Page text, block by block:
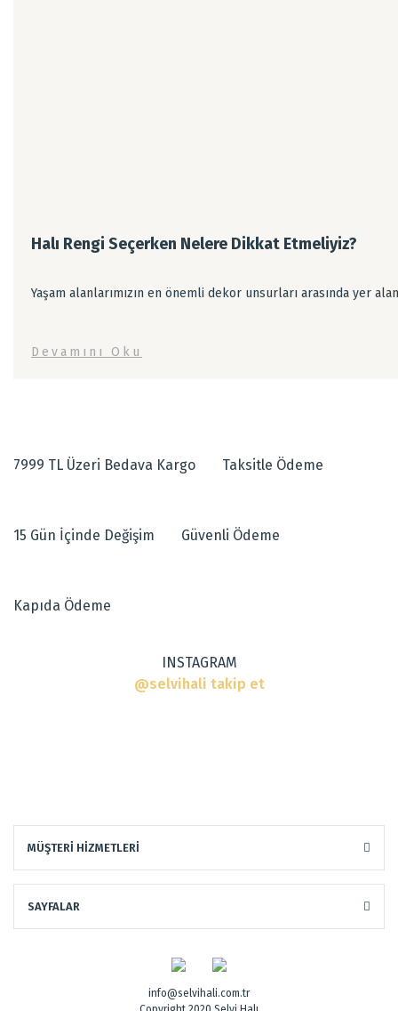
Halı Rengi Seçerken Nelere Dikkat Etmeliyiz?
Yaşam alanlarımızın en önemli dekor unsurları arasında yer
Devamını Oku
7999 TL Üzeri Bedava Kargo Taksitle Ödeme
15 Gün İçinde Değişim Güvenli Ödeme
Kapıda Ödeme
INSTAGRAM
@selvihali takip et
MÜŞTERİ HİZMETLERİ
SAYFALAR
info@selvihali.com.tr